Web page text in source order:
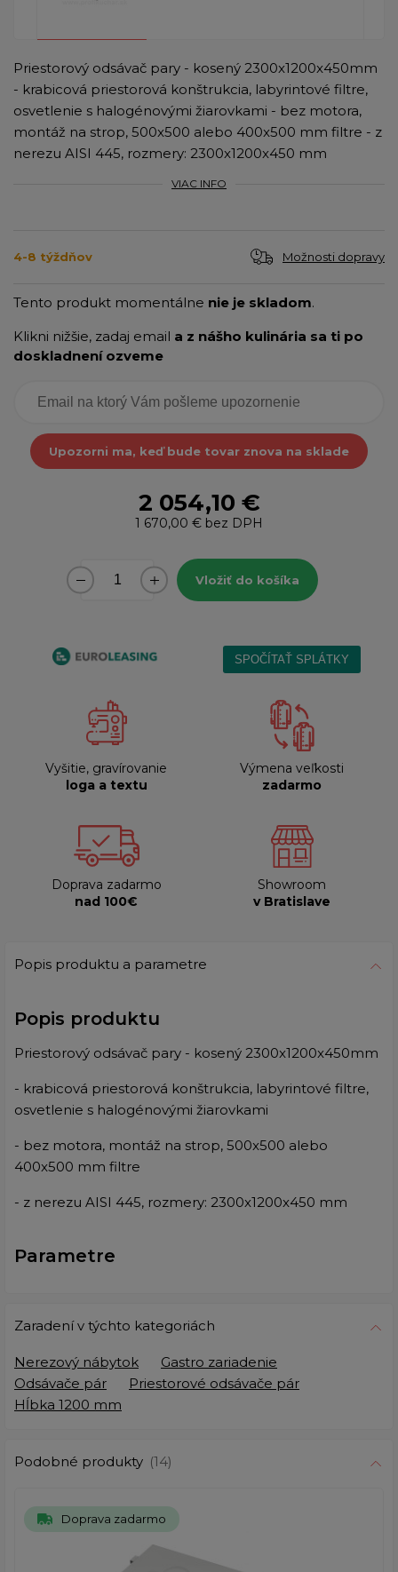
Priestorový odsávač pary - kosený 2300x1200x450mm
- krabicová priestorová konštrukcia, labyrintové filtre,
osvetlenie s halogénovými žiarovkami - bez motora,
montáž na strop, 500x500 alebo 400x500 mm filtre - z
nerezu AISI 445, rozmery: 2300x1200x450 mm
VIAC INFO
4-8 týždňov Možnosti dopravy
Tento produkt momentálne nie je skladom.
Klikni nižšie, zadaj email a z nášho kulinária sa ti po
doskladnení ozveme
Upozorni ma, keď bude tovar znova na sklade
2 054,10 €
1 670,00 € bez DPH
Vložiť do košíka
Vyšitie, gravírovanie
loga a textu
Výmena veľkosti
zadarmo
Doprava zadarmo
nad 100€
Showroom
v Bratislave
Popis produktu a parametre
Popis produktu
Priestorový odsávač pary - kosený 2300x1200x450mm
- krabicová priestorová konštrukcia, labyrintové filtre,
osvetlenie s halogénovými žiarovkami
- bez motora, montáž na strop, 500x500 alebo
400x500 mm filtre
- z nerezu AISI 445, rozmery: 2300x1200x450 mm
Parametre
Zaradení v týchto kategoriách
Nerezový nábytok
Gastro zariadenie
Odsávače pár
Priestorové odsávače pár
Hĺbka 1200 mm
Podobné produkty (14)
Doprava zadarmo